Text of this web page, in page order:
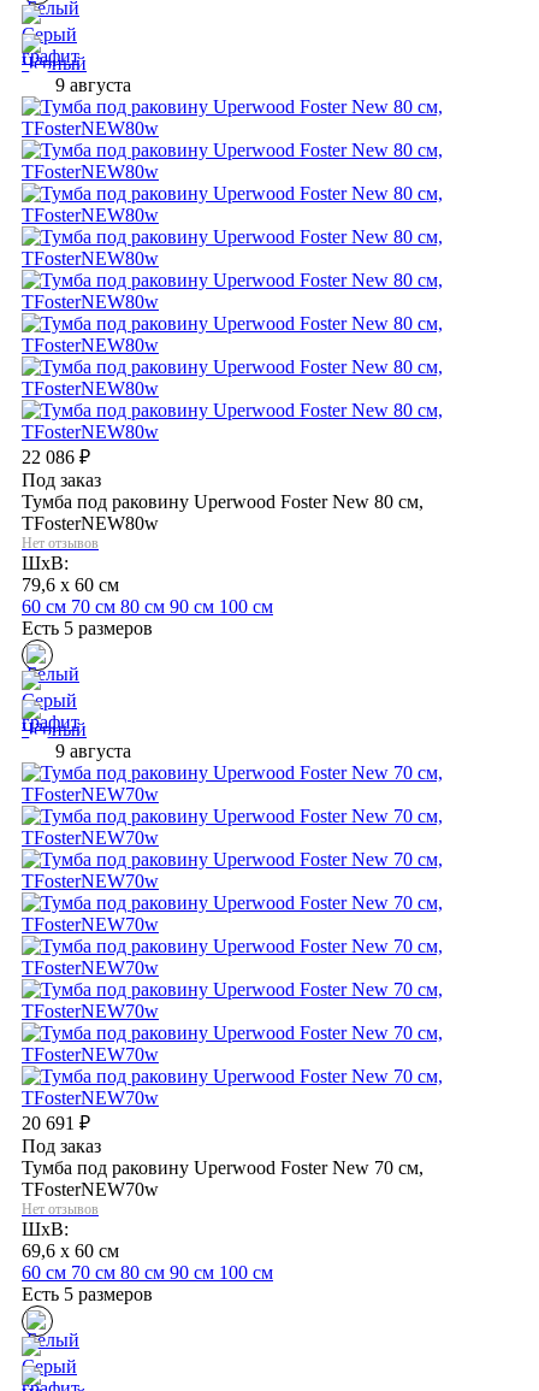
9 августа
22 086 ₽
Под заказ
Тумба под раковину Uperwood Foster New 80 см,
TFosterNEW80w
Нет отзывов
ШхВ:
79,6 x 60 см
60 см 70 см 80 см 90 см 100 см
Есть 5 размеров
9 августа
20 691 ₽
Под заказ
Тумба под раковину Uperwood Foster New 70 см,
TFosterNEW70w
Нет отзывов
ШхВ:
69,6 x 60 см
60 см 70 см 80 см 90 см 100 см
Есть 5 размеров